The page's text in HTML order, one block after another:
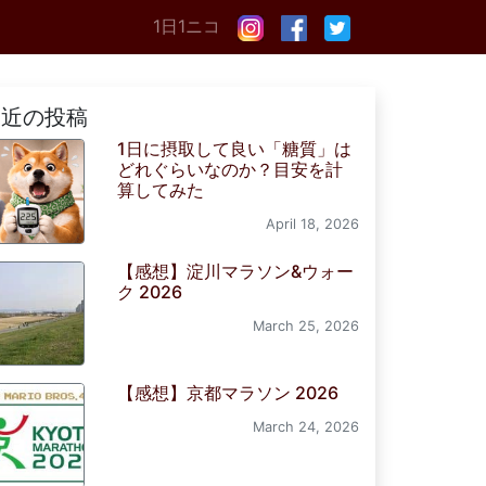
1日1ニコ
の投稿
1日に摂取して良い「糖質」は
どれぐらいなのか？目安を計
算してみた
April 18, 2026
【感想】淀川マラソン&ウォー
ク 2026
March 25, 2026
【感想】京都マラソン 2026
March 24, 2026